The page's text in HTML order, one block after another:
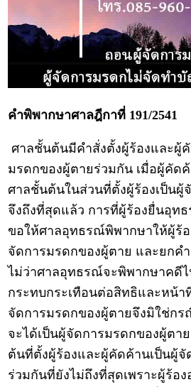
คำพิพากษาศาลฎีกาที่ 191/2541
ศาลชั้นต้นมีคำสั่งตั้งผู้ร้องและผู้
มรดกของผู้ตายร่วมกัน เมื่อผู้คัด
ศาลชั้นต้นในส่วนที่ตั้งผู้ร้องเป็นผู้
จึงถึงที่สุดแล้ว การที่ผู้ร้องยื่นอุท
ขอให้ศาลอุทธรณ์พิพากษาให้ผู้ร้อ
จัดการมรดกของผู้ตาย และยกค
ไม่ว่าศาลอุทธรณ์จะพิพากษาคดีไ
กระทบกระเทือนต่อสิทธิและหน้า
จัดการมรดกของผู้ตายจึงมิใช่กร
จะได้เป็นผู้จัดการมรดกของผู้ตา
ต้นที่ตั้งผู้ร้องและผู้คัดค้านเป็นผู้จั
ร่วมกันที่ยังไม่ถึงที่สุดเพราะผู้ร้อ